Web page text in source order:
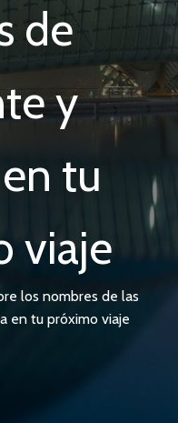
de
y
tu
viaje
los nombres de las
en tu próximo viaje